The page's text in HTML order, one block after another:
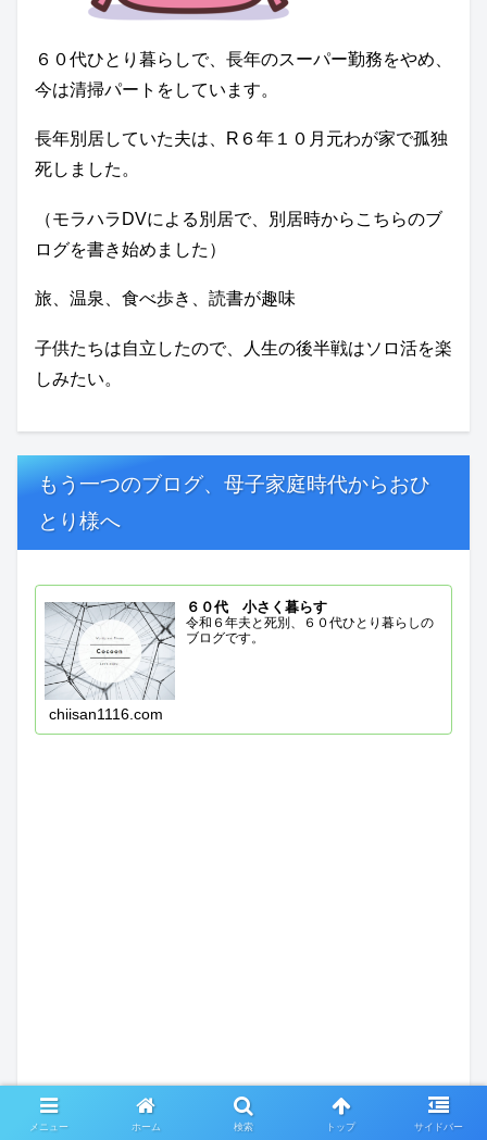
６０代ひとり暮らしで、長年のスーパー勤務をやめ、
今は清掃パートをしています。
長年別居していた夫は、R６年１０月元わが家で孤独
死しました。
（モラハラDVによる別居で、別居時からこちらのブ
ログを書き始めました）
旅、温泉、食べ歩き、読書が趣味
子供たちは自立したので、人生の後半戦はソロ活を楽
しみたい。
もう一つのブログ、母子家庭時代からおひ
とり様へ
６０代 小さく暮らす
令和６年夫と死別、６０代ひとり暮らしの
ブログです。
chiisan1116.com
メニュー ホーム 検索 トップ サイドバー